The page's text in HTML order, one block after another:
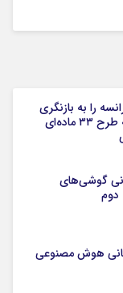
ساله، فرانسه را به بازنگری
امنیت موزه‌ها واداشت/ ارائه طرح ۳۳ ماده‌ای
گوشی‌های
دوم
هوش مصنوعی